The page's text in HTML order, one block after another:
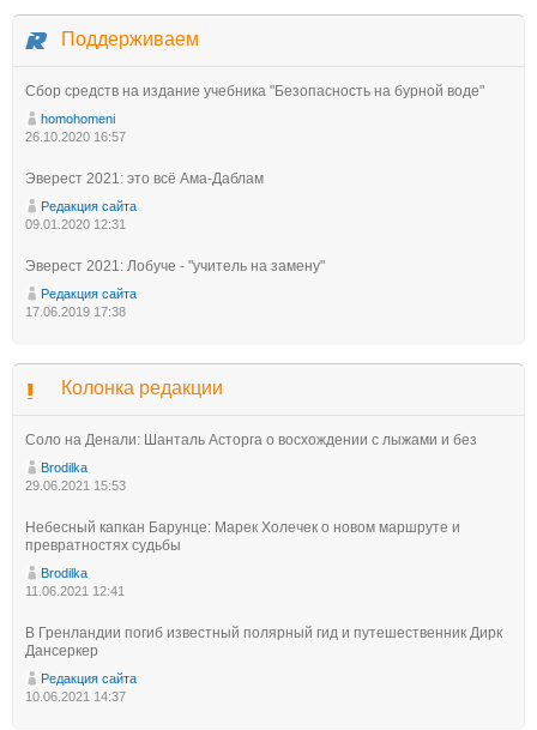
Поддерживаем
Сбор средств на издание учебника "Безопасность на бурной воде"
homohomeni
26.10.2020 16:57
Эверест 2021: это всё Ама-Даблам
Редакция сайта
09.01.2020 12:31
Эверест 2021: Лобуче - "учитель на замену"
Редакция сайта
17.06.2019 17:38
Колонка редакции
Соло на Денали: Шанталь Асторга о восхождении с лыжами и без
Brodilka
29.06.2021 15:53
Небесный капкан Барунце: Марек Холечек о новом маршруте и
превратностях судьбы
Brodilka
11.06.2021 12:41
В Гренландии погиб известный полярный гид и путешественник Дирк
Дансеркер
Редакция сайта
10.06.2021 14:37